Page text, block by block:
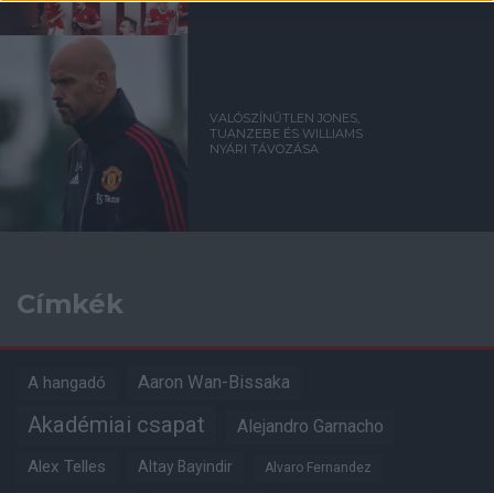
VALÓSZÍNŰTLEN JONES,
TUANZEBE ÉS WILLIAMS
NYÁRI TÁVOZÁSA
Címkék
A hangadó Aaron Wan-Bissaka
Akadémiai csapat Alejandro Garnacho
Alex Telles Altay Bayindir Alvaro Fernandez